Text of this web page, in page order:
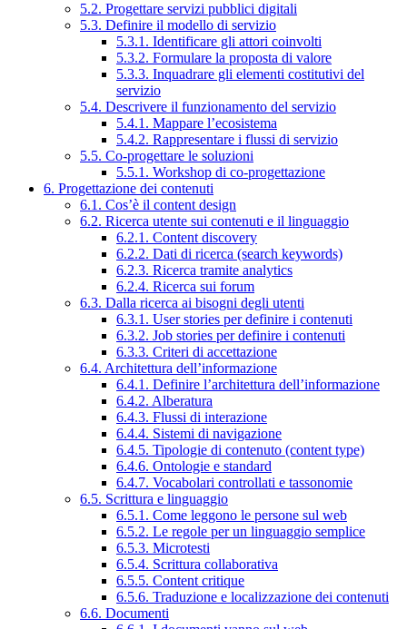
5.2. Progettare servizi pubblici digitali
5.3. Definire il modello di servizio
5.3.1. Identificare gli attori coinvolti
5.3.2. Formulare la proposta di valore
5.3.3. Inquadrare gli elementi costitutivi del
servizio
5.4. Descrivere il funzionamento del servizio
5.4.1. Mappare l’ecosistema
5.4.2. Rappresentare i flussi di servizio
5.5. Co-progettare le soluzioni
5.5.1. Workshop di co-progettazione
6. Progettazione dei contenuti
6.1. Cos’è il content design
6.2. Ricerca utente sui contenuti e il linguaggio
6.2.1. Content discovery
6.2.2. Dati di ricerca (search keywords)
6.2.3. Ricerca tramite analytics
6.2.4. Ricerca sui forum
6.3. Dalla ricerca ai bisogni degli utenti
6.3.1. User stories per definire i contenuti
6.3.2. Job stories per definire i contenuti
6.3.3. Criteri di accettazione
6.4. Architettura dell’informazione
6.4.1. Definire l’architettura dell’informazione
6.4.2. Alberatura
6.4.3. Flussi di interazione
6.4.4. Sistemi di navigazione
6.4.5. Tipologie di contenuto (content type)
6.4.6. Ontologie e standard
6.4.7. Vocabolari controllati e tassonomie
6.5. Scrittura e linguaggio
6.5.1. Come leggono le persone sul web
6.5.2. Le regole per un linguaggio semplice
6.5.3. Microtesti
6.5.4. Scrittura collaborativa
6.5.5. Content critique
6.5.6. Traduzione e localizzazione dei contenuti
6.6. Documenti